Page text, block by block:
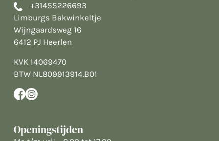
+31455226693
Limburgs Bakwinkeltje
Wijngaardsweg 16
6412 PJ Heerlen
KVK 14069470
BTW NL809913914.B01
Openingstijden